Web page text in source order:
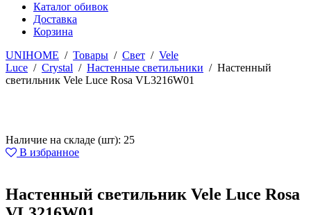
Каталог обивок
Доставка
Корзина
UNIHOME / Товары / Свет / Vele
Luce / Crystal / Настенные светильники / Настенный
светильник Vele Luce Rosa VL3216W01
Наличие на складе (шт): 25
В избранное
Настенный светильник Vele Luce Rosa